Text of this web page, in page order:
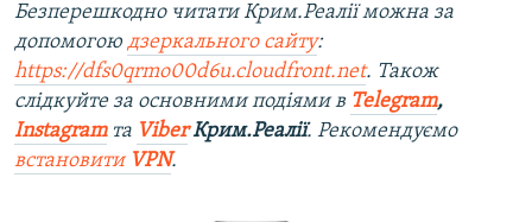
Безперешкодно читати Крим.Реалії можна за
допомогою дзеркального сайту:
https://dfs0qrmo00d6u.cloudfront.net. Також
слідкуйте за основними подіями в Telegram,
Instagramта ViberКрим.Реалії. Рекомендуємо
встановити VPN.